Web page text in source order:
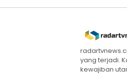
yang terjadi.
kewajiban